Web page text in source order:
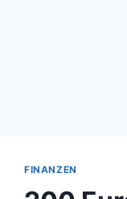
FINANZEN